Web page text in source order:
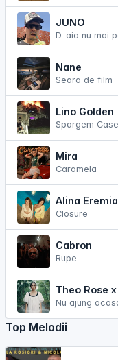
JUNO
D-aia nu mai
Nane
Seara de film
Lino Golden
Spargem Case
Mira
Caramela
Alina
Closure
Cabron
Rupe
Theo Rose
Nu ajung
Top Melodii